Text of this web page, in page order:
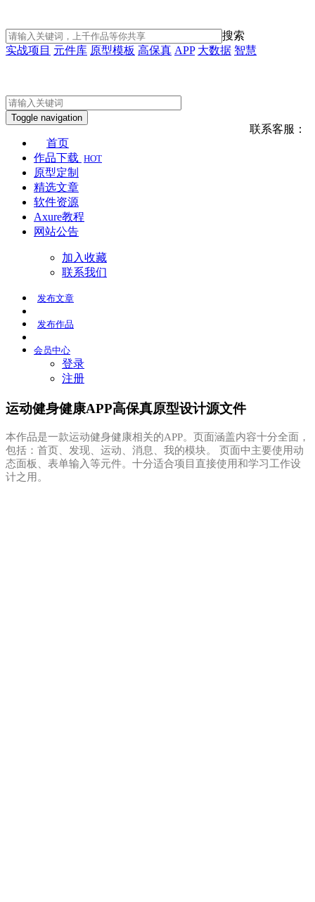
搜索
实战项目 元件库 原型模板 高保真 APP 大数据 智慧
联系客服：
Toggle navigation
首页
作品下载 HOT
原型定制
精选文章
软件资源
Axure教程
网站公告
加入收藏
联系我们
发布文章
发布作品
会员中心
登录
注册
运动健身健康APP高保真原型设计源文件
本作品是一款运动健身健康相关的APP。页面涵盖内容十分全面，
包括：首页、发现、运动、消息、我的模块。 页面中主要使用动
态面板、表单输入等元件。十分适合项目直接使用和学习工作设
计之用。